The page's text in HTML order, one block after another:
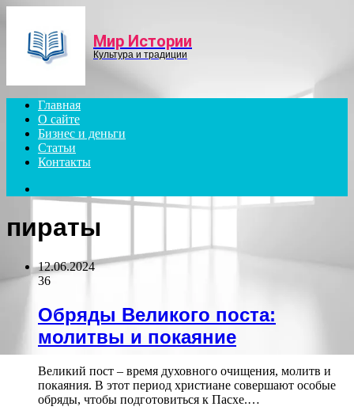
Мир Истории
Культура и традиции
Главная
О сайте
Бизнес и деньги
Статьи
Контакты
for
пираты
12.06.2024
36
Обряды Великого поста:
молитвы и покаяние
Великий пост – время духовного очищения, молитв и
покаяния. В этот период христиане совершают особые
обряды, чтобы подготовиться к Пасхе.…